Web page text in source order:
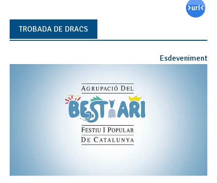
TROBADA DE DRACS
Esdeveniment